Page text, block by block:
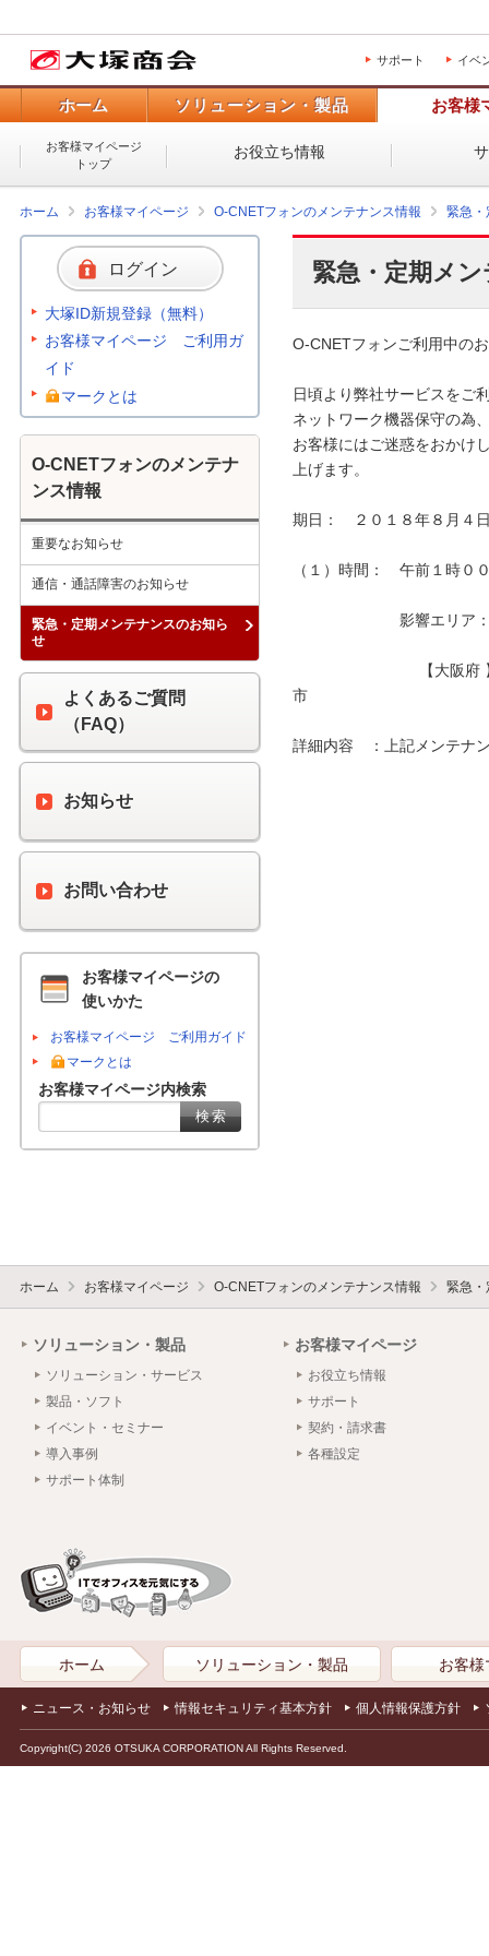
サポート イベ
ホーム ソリューション・製品 お客様
お客様マイページ
トップ
お役立ち情報
ホーム お客様マイページ O-CNETフォンのメンテナンス情報 緊急・
緊急・定期メ
O-CNETフォンご利用中の
日頃より弊社サービスをご
ネットワーク機器保守の為
お客様にはご迷惑をおかけ
上げます。
期日：　２０１８年８月４
（１）時間：　午前１時０
影響エリア：　下記
【大阪府 】
詳細内容　：上記メンテナ
ログイン
大塚ID新規登録（無料）
お客様マイページ ご利用ガ
イド
マークとは
O-CNETフォンのメンテナ
ンス情報
重要なお知らせ
通信・通話障害のお知らせ
緊急・定期メンテナンスのお知ら
せ
よくあるご質問
（FAQ）
お知らせ
お問い合わせ
お客様マイページの
使いかた
お客様マイページ ご利用ガイド
マークとは
お客様マイページ内検索
ホーム お客様マイページ O-CNETフォンのメンテナンス情報 緊急・
ソリューション・製品
ソリューション・サービス
製品・ソフト
イベント・セミナー
導入事例
サポート体制
お客様マイページ
お役立ち情報
サポート
契約・請求書
各種設定
ホーム ソリューション・製品 お客様
ニュース・お知らせ 情報セキュリティ基本方針 個人情報保護方針
Copyright(C) 2026 OTSUKA CORPORATION All Rights Reserved.